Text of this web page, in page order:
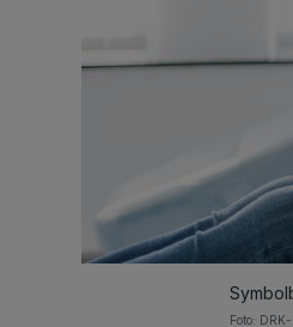
Foto: